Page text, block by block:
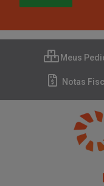
Meus
Notas